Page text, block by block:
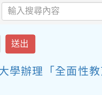
送出
學辦理「全面性